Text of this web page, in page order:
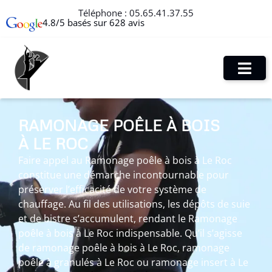
Téléphone : 05.65.41.37.55
4.8/5 basés sur 628 avis
RAMONAGE POÊLE À BOIS
À LE ROC
Faire appel au Ramonage poêle à bois à Le Roc
constitue une démarche incontournable pour
préserver l’efficacité de votre système de
chauffage. Au fil des utilisations, les dépôts de suie
et de bistre s’accumulent, rendant le Ramonage
poêle à bois à Le Roc indispensable. Qu’il s’agisse
de ramonage poêle à bois à Le Roc, ramonage
poêle à granulés à Le Roc ou ramonage insert à Le